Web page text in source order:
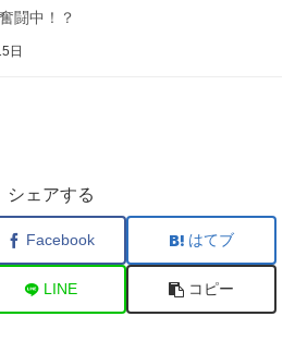
闘中！？
日
シェアする
Facebook はてブ
LINE コピー